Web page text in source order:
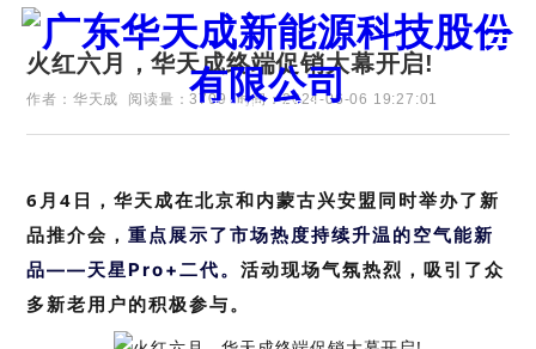
证券代码：835751
火红六月，华天成终端促销大幕开启!
作者：华天成 阅读量：3709 时间：2024-06-06 19:27:01
6月4日，华天成在北京和内蒙古兴安盟同时举办了新
品推介会，重点展示了市场热度持续升温的空气能新
品——天星Pro+二代。活动现场气氛热烈，吸引了众
多新老用户的积极参与。